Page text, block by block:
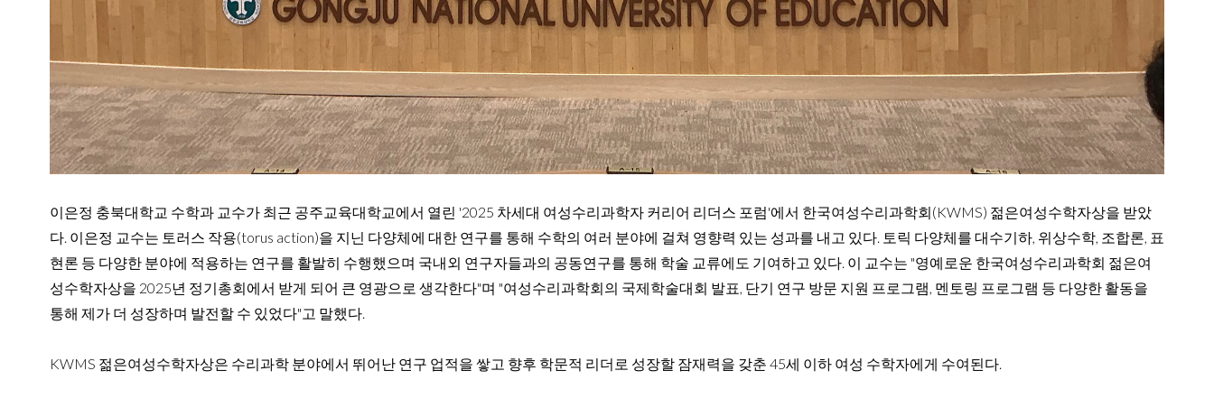
이은정 충북대학교 수학과 교수가 최근 공주교육대학교에서 열린 '2025 차세대 여성수리과학자 커리어 리더스 포럼'에서 한국여성수리과학회(KWMS) 젊은여성수학자상을 받았
다. 이은정 교수는 토러스 작용(torus action)을 지닌 다양체에 대한 연구를 통해 수학의 여러 분야에 걸쳐 영향력 있는 성과를 내고 있다. 토릭 다양체를 대수기하, 위상수학, 조합론, 표
현론 등 다양한 분야에 적용하는 연구를 활발히 수행했으며 국내외 연구자들과의 공동연구를 통해 학술 교류에도 기여하고 있다. 이 교수는 "영예로운 한국여성수리과학회 젊은여
성수학자상을 2025년 정기총회에서 받게 되어 큰 영광으로 생각한다"며 "여성수리과학회의 국제학술대회 발표, 단기 연구 방문 지원 프로그램, 멘토링 프로그램 등 다양한 활동을
통해 제가 더 성장하며 발전할 수 있었다"고 말했다.
KWMS 젊은여성수학자상은 수리과학 분야에서 뛰어난 연구 업적을 쌓고 향후 학문적 리더로 성장할 잠재력을 갖춘 45세 이하 여성 수학자에게 수여된다.